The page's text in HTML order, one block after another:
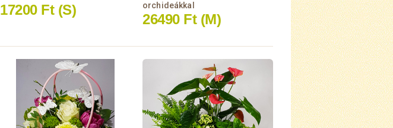
17200 Ft (S)
orchideákkal
26490 Ft (M)